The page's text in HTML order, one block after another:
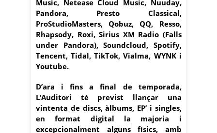
Music, Netease Cloud Music, Nuuday,
Pandora, Presto Classical,
ProStudioMasters, Qobuz, QQ, Resso,
Rhapsody, Roxi, Sirius XM Radio (Falls
under Pandora), Soundcloud, Spotify,
Tencent, Tidal, TikTok, Vialma, WYNK i
Youtube.
D’ara i fins a final de temporada,
L’Auditori té previst llançar una
vintenta de discs, àlbums, EP’ i singles,
en format digital la majoria i
excepcionalment alguns físics, amb